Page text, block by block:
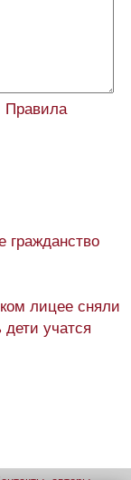
Правила
гражданство
лицее сняли
учатся